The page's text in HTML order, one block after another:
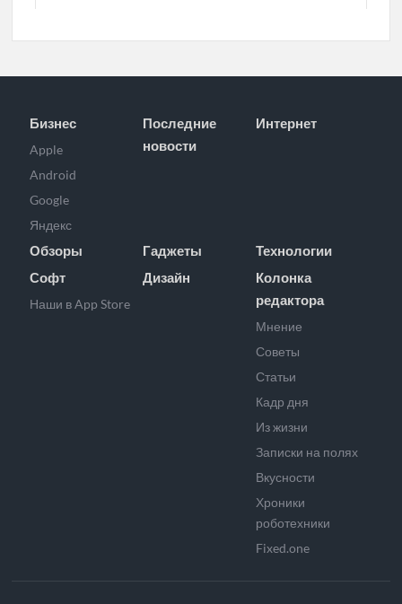
Бизнес
Apple
Android
Google
Яндекс
Последние
новости
Интернет
Обзоры Гаджеты
Технологии
Софт
Наши в App Store
Дизайн
Колонка
редактора
Мнение
Советы
Статьи
Кадр дня
Из жизни
Записки на полях
Вкусности
Хроники
роботехники
Fixed.one